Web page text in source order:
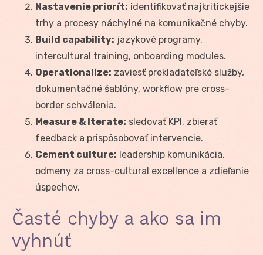
Nastavenie priorít: identifikovať najkritickejšie
trhy a procesy náchylné na komunikačné chyby.
Build capability: jazykové programy,
intercultural training, onboarding modules.
Operationalize: zaviesť prekladateľské služby,
dokumentačné šablóny, workflow pre cross-
border schválenia.
Measure & Iterate: sledovať KPI, zbierať
feedback a prispôsobovať intervencie.
Cement culture: leadership komunikácia,
odmeny za cross-cultural excellence a zdieľanie
úspechov.
Časté chyby a ako sa im
vyhnúť